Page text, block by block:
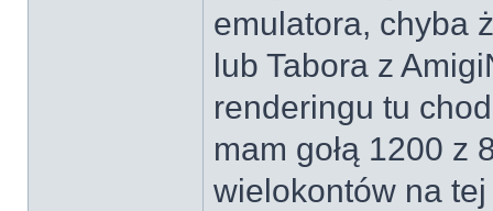
emulatora, chyba
lub Tabora z
renderingu tu
mam gołą 1200 z
wielokontów na